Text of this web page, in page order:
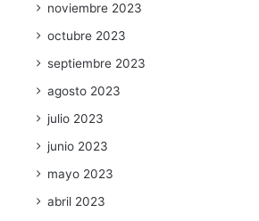
noviembre 2023
octubre 2023
septiembre 2023
agosto 2023
julio 2023
junio 2023
mayo 2023
abril 2023